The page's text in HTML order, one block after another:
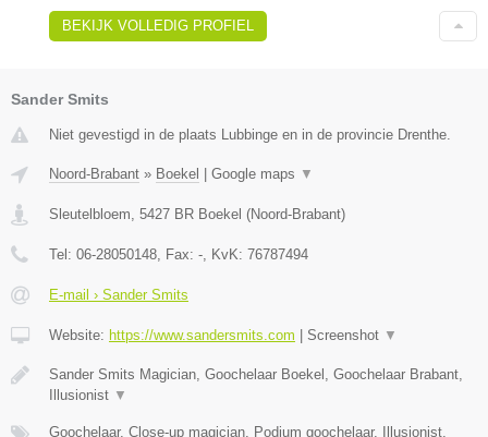
BEKIJK VOLLEDIG PROFIEL
Sander Smits
Niet gevestigd in de plaats Lubbinge en in de provincie Drenthe.
Noord-Brabant » Boekel Google maps ▼
Sleutelbloem, 5427 BR Boekel (Noord-Brabant)
Tel: 06-28050148, Fax: -, KvK: 76787494
E-mail › Sander Smits
Website: https://www.sandersmits.com Screenshot ▼
Sander Smits Magician, Goochelaar Boekel, Goochelaar Brabant,
Illusionist ▼
Goochelaar, Close-up magician, Podium goochelaar, Illusionist,